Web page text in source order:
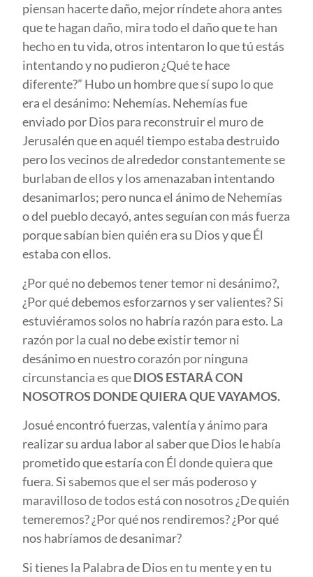
piensan hacerte daño, mejor ríndete ahora antes
que te hagan daño, mira todo el daño que te han
hecho en tu vida, otros intentaron lo que tú estás
intentando y no pudieron ¿Qué te hace
diferente?” Hubo un hombre que sí supo lo que
era el desánimo: Nehemías. Nehemías fue
enviado por Dios para reconstruir el muro de
Jerusalén que en aquél tiempo estaba destruido
pero los vecinos de alrededor constantemente se
burlaban de ellos y los amenazaban intentando
desanimarlos; pero nunca el ánimo de Nehemías
o del pueblo decayó, antes seguían con más fuerza
porque sabían bien quién era su Dios y que Él
estaba con ellos.
¿Por qué no debemos tener temor ni desánimo?,
¿Por qué debemos esforzarnos y ser valientes? Si
estuviéramos solos no habría razón para esto. La
razón por la cual no debe existir temor ni
desánimo en nuestro corazón por ninguna
circunstancia es queDIOS ESTARÁ CON
NOSOTROS DONDE QUIERA QUE VAYAMOS.
Josué encontró fuerzas, valentía y ánimo para
realizar su ardua labor al saber que Dios le había
prometido que estaría con Él donde quiera que
fuera. Si sabemos que el ser más poderoso y
maravilloso de todos está con nosotros ¿De quién
temeremos? ¿Por qué nos rendiremos? ¿Por qué
nos habríamos de desanimar?
Si tienes la Palabra de Dios en tu mente y en tu